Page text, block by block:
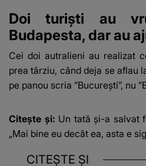
Doi turiști au
Budapesta, dar au
Cei doi autralieni au realizat
prea târziu, când deja se aflau
pe panou scria ”București”, nu
Citește și: Un tată și-a salvat
„Mai bine eu decât ea, asta e
CITEȘTE ȘI